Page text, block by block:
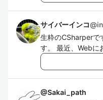
サイバーインコ@
生粋のCSharperで
す。 最近、Web
@Sakai_path